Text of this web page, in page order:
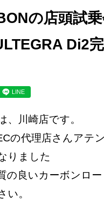
の店頭試
Di2
LINE
、川崎店です。
の代理店さんアテ
りました
の良いカーボンロ
い。